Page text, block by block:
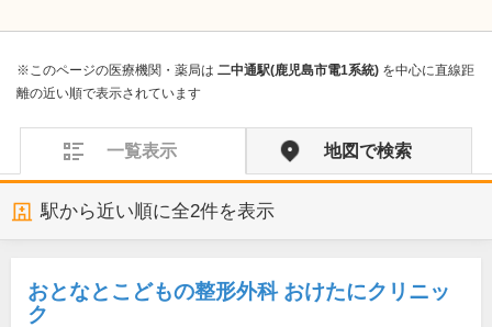
※このページの医療機関・薬局は 二中通駅(鹿児島市電1系統) を中心に直線距
離の近い順で表示されています
一覧表示 地図で検索
駅から近い順に全2件を表示
おとなとこどもの整形外科 おけたにクリニッ
ク